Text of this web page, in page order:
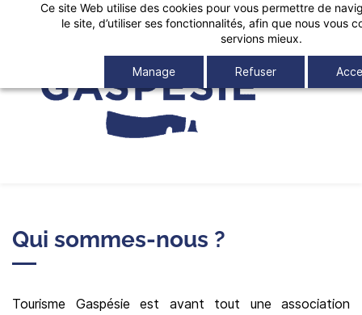
Ce site Web utilise des cookies pour vous permettre de
le site, d’utiliser ses fonctionnalités, afin que nous vous
servions mieux.
Manage Refuser
Qui sommes-nous ?
Tourisme Gaspésie est avant tout une association